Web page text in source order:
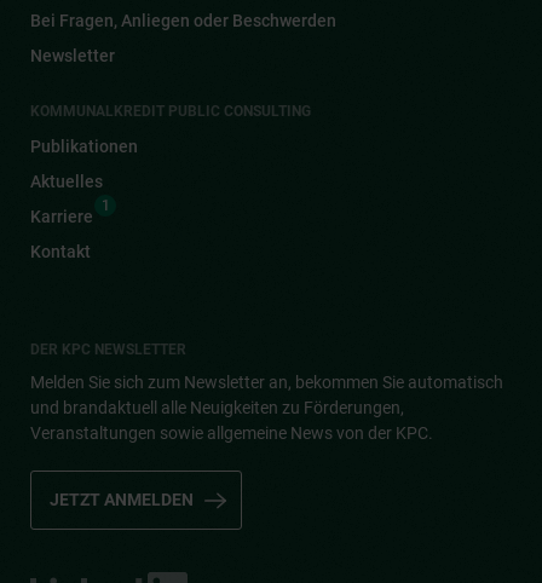
Bei Fragen, Anliegen oder Beschwerden
Newsletter
KOMMUNALKREDIT PUBLIC CONSULTING
Publikationen
Aktuelles
Karriere
1
Kontakt
DER KPC NEWSLETTER
Melden Sie sich zum Newsletter an, bekommen Sie automatisch
und brandaktuell alle Neuigkeiten zu Förderungen,
Veranstaltungen sowie allgemeine News von der KPC.
JETZT ANMELDEN